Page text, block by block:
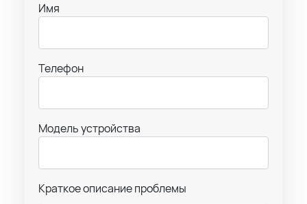
Имя
Телефон
Модель устройства
Краткое описание проблемы